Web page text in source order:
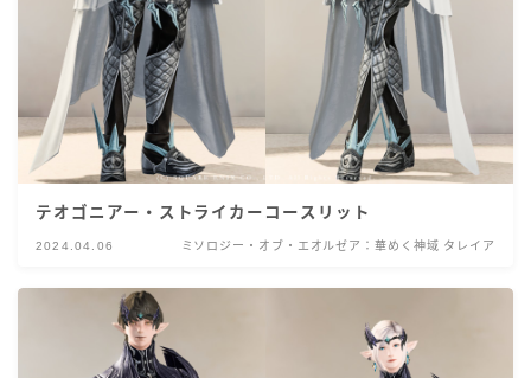
テオゴニアー・ストライカーコースリット
2024.04.06 ミソロジー・オブ・エオルゼア：華めく神域 タレイア